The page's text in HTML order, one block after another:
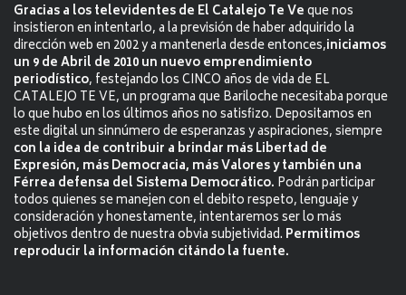
Gracias a los televidentes de El Catalejo Te Veque nos
insistieron en intentarlo, a la previsión de haber adquirido la
dirección web en 2002 y a mantenerla desde entonces,iniciamos
un 9 de Abril de 2010 un nuevo emprendimiento
periodístico, festejando los CINCO años de vida de EL
CATALEJO TE VE, un programa que Bariloche necesitaba porque
lo que hubo en los últimos años no satisfizo. Depositamos en
este digital un sinnúmero de esperanzas y aspiraciones, siempre
con la idea de contribuir a brindar más Libertad de
Expresión, más Democracia, más Valores y también una
Férrea defensa del Sistema Democrático. Podrán participar
todos quienes se manejen con el debito respeto, lenguaje y
consideración y honestamente, intentaremos ser lo más
objetivos dentro de nuestra obvia subjetividad. Permitimos
reproducir la información citándo la fuente.